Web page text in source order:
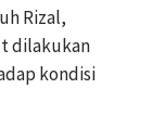
Rizal,
dilakukan
kondisi